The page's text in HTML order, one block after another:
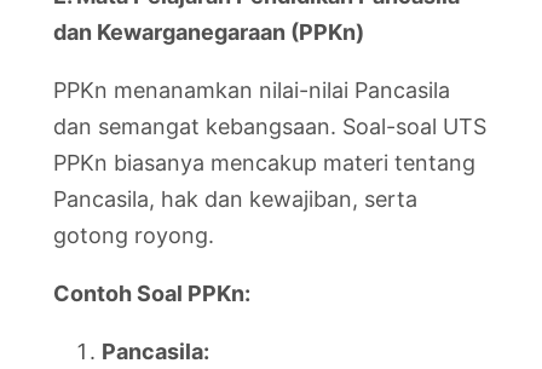
dan Kewarganegaraan (PPKn)
PPKn menanamkan nilai-nilai Pancasila
dan semangat kebangsaan. Soal-soal UTS
PPKn biasanya mencakup materi tentang
Pancasila, hak dan kewajiban, serta
gotong royong.
Contoh Soal PPKn:
Pancasila: